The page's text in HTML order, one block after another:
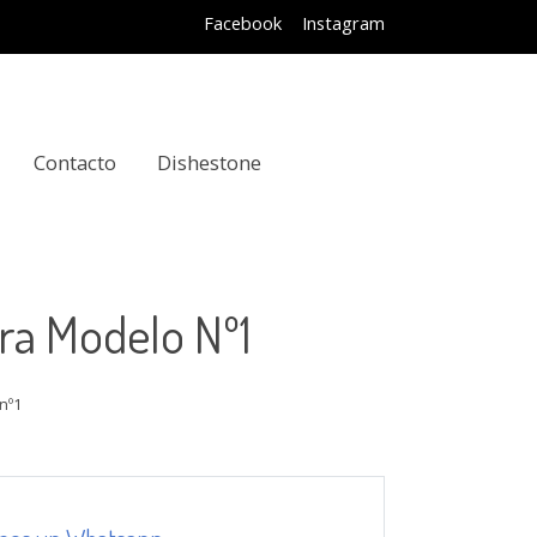
Facebook Instagram
Contacto Dishestone
Modelo Nº1